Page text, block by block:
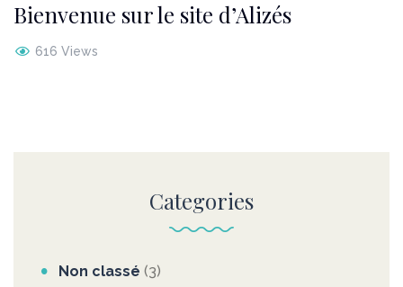
Bienvenue sur le site d’Alizés
616 Views
Categories
Non classé (3)